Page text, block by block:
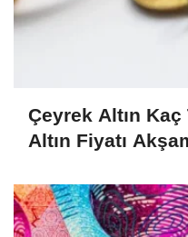
Çeyrek Altın
Altın Fiyatı